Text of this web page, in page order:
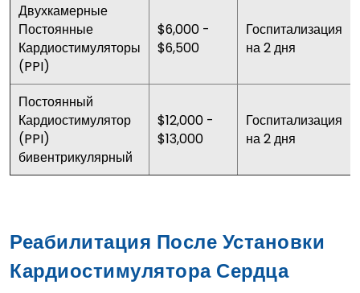
Двухкамерные
Постоянные
Кардиостимуляторы
(PPI)
$6,000 -
$6,500
Госпитализация
на 2 дня
Постоянный
Кардиостимулятор
(PPI)
бивентрикулярный
$12,000 -
$13,000
Госпитализация
на 2 дня
Реабилитация После Установки
Кардиостимулятора Сердца